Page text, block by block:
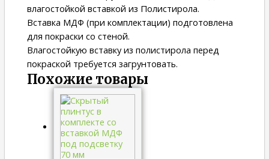
влагостойкой вставкой из Полистирола.
Вставка МДФ (при комплектации) подготовлена
для покраски со стеной.
Влагостойкую вставку из полистирола перед
покраской требуется загрунтовать.
Похожие товары